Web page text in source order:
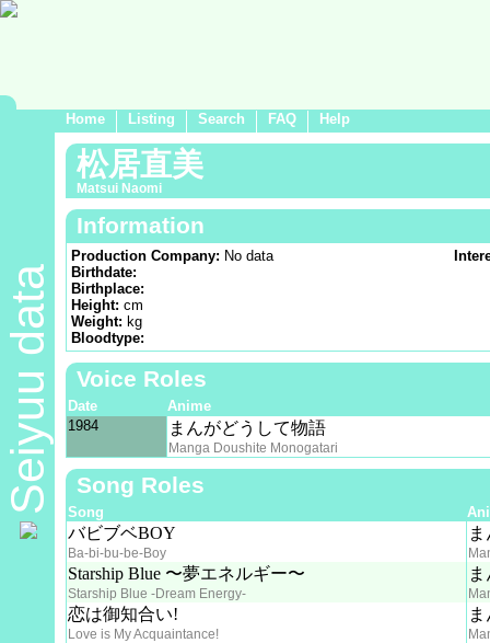
Home Listing Search FAQ Help
Seiyuu data
松居直美
Matsui Naomi
Information
Production Company: No data
Birthdate:
Birthplace:
Height: cm
Weight: kg
Bloodtype:
Voice Roles
Date
Anime
1984
まんがどうして物語
Manga Doushite Monogatari
Song Roles
Song
バビブベBOY
Ba-bi-bu-be-Boy
Starship Blue 〜夢エネルギー〜
Starship Blue -Dream Energy-
恋は御知合い!
Love is My Acquaintance!